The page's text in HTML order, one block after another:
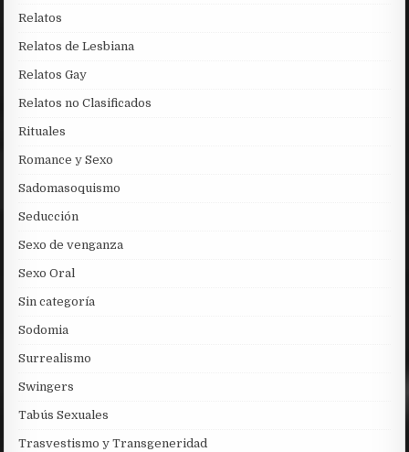
Relatos
Relatos de Lesbiana
Relatos Gay
Relatos no Clasificados
Rituales
Romance y Sexo
Sadomasoquismo
Seducción
Sexo de venganza
Sexo Oral
Sin categoría
Sodomia
Surrealismo
Swingers
Tabús Sexuales
Trasvestismo y Transgeneridad